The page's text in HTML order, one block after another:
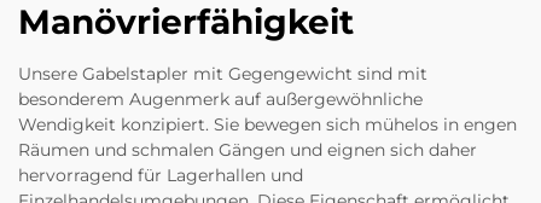
Manövrierfähigkeit
Unsere Gabelstapler mit Gegengewicht sind mit
besonderem Augenmerk auf außergewöhnliche
Wendigkeit konzipiert. Sie bewegen sich mühelos in engen
Räumen und schmalen Gängen und eignen sich daher
hervorragend für Lagerhallen und